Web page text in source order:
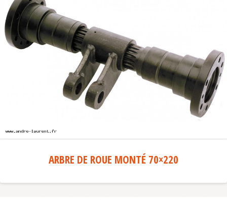
ARBRE DE ROUE MONTÉ 70×220